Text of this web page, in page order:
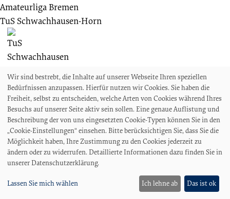
Amateurliga Bremen
TuS Schwachhausen-Horn
Bremer SV
100Zu.Zuschauende
08.02.1976
20. Spieltag
Bremer SV
Wir sind bestrebt, die Inhalte auf unserer Webseite Ihren speziellen
Bedürfnissen anzupassen. Hierfür nutzen wir Cookies. Sie haben die
Freiheit, selbst zu entscheiden, welche Arten von Cookies während Ihres
Besuchs auf unserer Seite aktiv sein sollen. Eine genaue Auflistung und
Beschreibung der von uns eingesetzten Cookie-Typen können Sie in den
„Cookie-Einstellungen“ einsehen. Bitte berücksichtigen Sie, dass Sie die
Möglichkeit haben, Ihre Zustimmung zu den Cookies jederzeit zu
ändern oder zu widerrufen. Detaillierte Informationen dazu finden Sie in
unserer Datenschutzerklärung.
Lassen Sie mich wählen Ich lehne ab Das ist ok